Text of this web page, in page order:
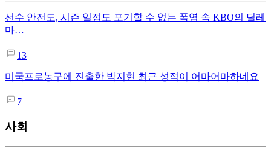
선수 안전도, 시즌 일정도 포기할 수 없는 폭염 속 KBO의 딜레
마…
13
미국프로농구에 진출한 박지현 최근 성적이 어마어마하네요
7
사회